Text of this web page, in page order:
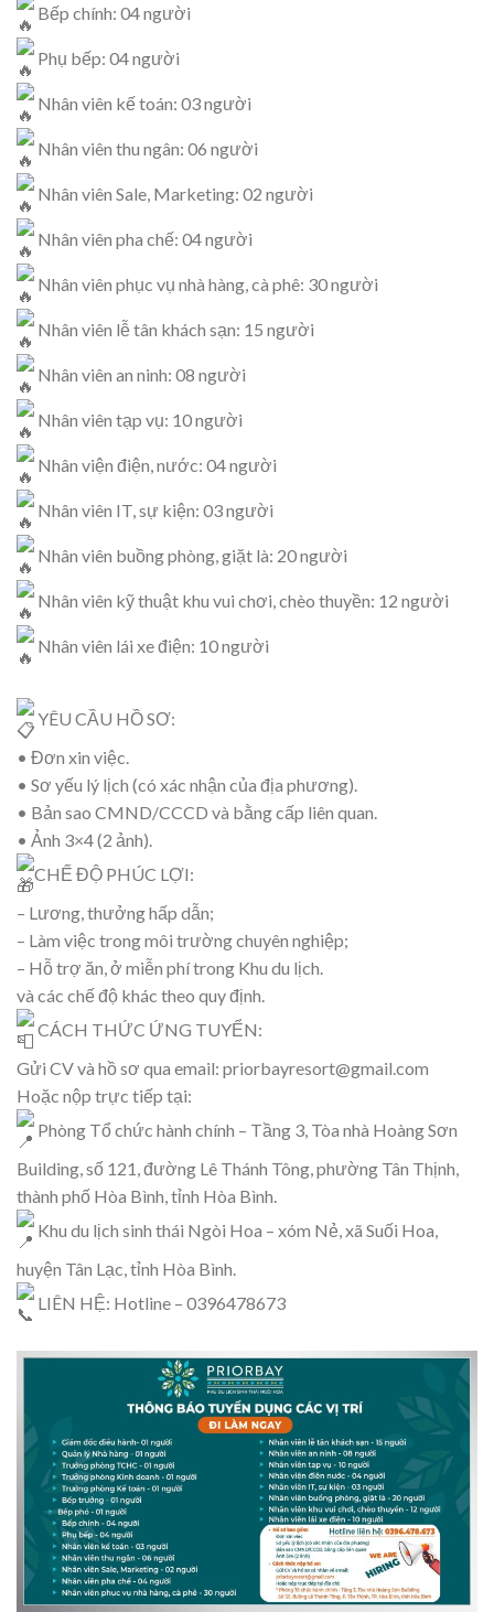
Bếp chính: 04 người
Phụ bếp: 04 người
Nhân viên kế toán: 03 người
Nhân viên thu ngân: 06 người
Nhân viên Sale, Marketing: 02 người
Nhân viên pha chế: 04 người
Nhân viên phục vụ nhà hàng, cà phê: 30 người
Nhân viên lễ tân khách sạn: 15 người
Nhân viên an ninh: 08 người
Nhân viên tạp vụ: 10 người
Nhân viện điện, nước: 04 người
Nhân viên IT, sự kiện: 03 người
Nhân viên buồng phòng, giặt là: 20 người
Nhân viên kỹ thuật khu vui chơi, chèo thuyền: 12 người
Nhân viên lái xe điện: 10 người
YÊU CẦU HỒ SƠ:
• Đơn xin việc.
• Sơ yếu lý lịch (có xác nhận của địa phương).
• Bản sao CMND/CCCD và bằng cấp liên quan.
• Ảnh 3×4 (2 ảnh).
CHẾ ĐỘ PHÚC LỢI:
– Lương, thưởng hấp dẫn;
– Làm việc trong môi trường chuyên nghiệp;
– Hỗ trợ ăn, ở miễn phí trong Khu du lịch.
và các chế độ khác theo quy định.
CÁCH THỨC ỨNG TUYỂN:
Gửi CV và hồ sơ qua email: priorbayresort@gmail.com
Hoặc nộp trực tiếp tại:
Phòng Tổ chức hành chính – Tầng 3, Tòa nhà Hoàng Sơn
Building, số 121, đường Lê Thánh Tông, phường Tân Thịnh,
thành phố Hòa Bình, tỉnh Hòa Bình.
Khu du lịch sinh thái Ngòi Hoa – xóm Nẻ, xã Suối Hoa,
huyện Tân Lạc, tỉnh Hòa Bình.
LIÊN HỆ: Hotline – 0396478673